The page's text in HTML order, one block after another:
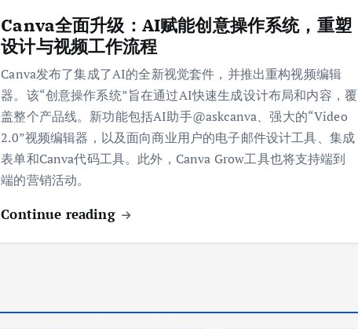
Canva全面升级：AI赋能创意操作系统，重塑
设计与视频工作流程
Canva发布了集成了AI的全新视觉套件，并推出重构视频编辑
器。该“创意操作系统”旨在通过AI快速生成设计布局和内容，覆
盖整个产品线。新功能包括AI助手@askcanva、强大的“Video
2.0”视频编辑器，以及面向商业用户的电子邮件设计工具、集成
表单和Canva代码工具。此外，Canva Grow工具也将支持端到
端的营销活动。
Continue reading